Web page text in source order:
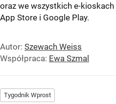
oraz we wszystkich e-
App Store i Google Play.
Autor: Szewach Weiss
Współpraca: Ewa Szmal
Tygodnik Wprost